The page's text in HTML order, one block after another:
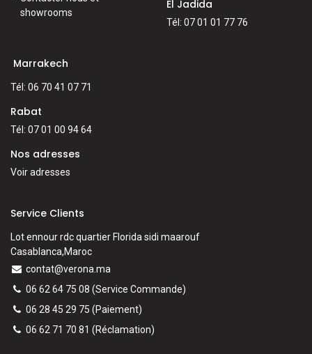
showrooms
El Jadida
Tél: 07 01 01 77 76
Marrakech
Tél: 06 70 41 07 71
Rabat
Tél: 07 01 00 94 64
Nos adresses
Voir adresses
Service Clients
Lot ennour rdc quartier Florida sidi maarouf
Casablanca,Maroc
contat@verona.ma
06 62 64 75 08 (Service Commande)
06 28 45 29 75 (Paiement)
06 62 71 70 81 (Réclamation)